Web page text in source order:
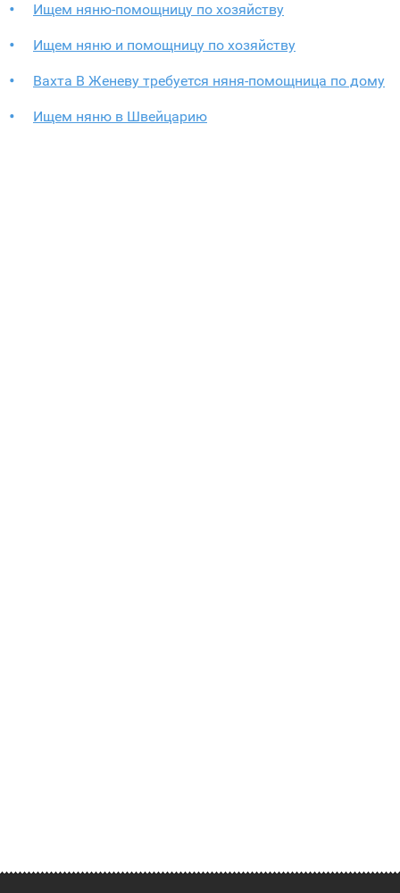
Ищем няню-помощницу по хозяйству
Ищем няню и помощницу по хозяйству
Вахта В Женеву требуется няня-помощница по дому
Ищем няню в Швейцарию